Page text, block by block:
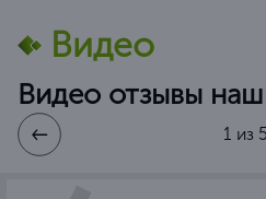
Видео
Видео отзывы
1 из 5